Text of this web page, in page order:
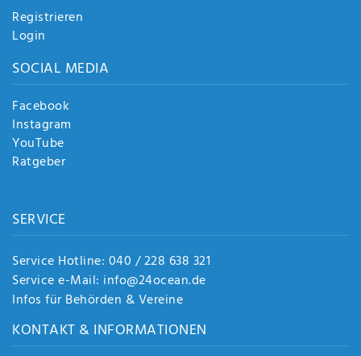
Registrieren
Login
SOCIAL MEDIA
Facebook
Instagram
YouTube
Ratgeber
SERVICE
Service Hotline: 040 / 228 638 321
Service e-Mail: info@24ocean.de
Infos für Behörden & Vereine
KONTAKT & INFORMATIONEN